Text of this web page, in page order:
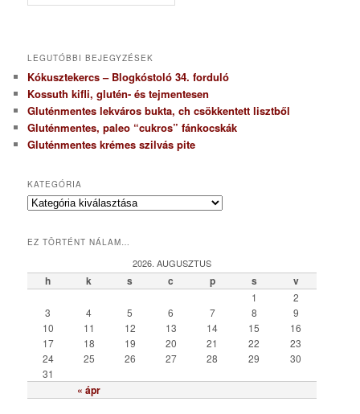
LEGUTÓBBI BEJEGYZÉSEK
Kókusztekercs – Blogkóstoló 34. forduló
Kossuth kifli, glutén- és tejmentesen
Gluténmentes lekváros bukta, ch csökkentett lisztből
Gluténmentes, paleo “cukros” fánkocskák
Gluténmentes krémes szilvás pite
KATEGÓRIA
K
e
r
EZ TÖRTÉNT NÁLAM…
2026. AUGUSZTUS
h k s c p s v
« ápr
1
2
3
4 5 6 7 8
9
10
11 12 13 14 15
16
17
18 19 20 21 22
23
24
25 26 27 28 29
30
31